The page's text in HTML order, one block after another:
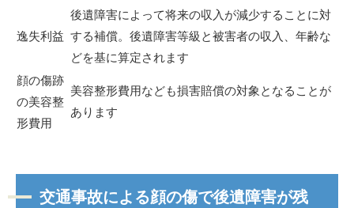
逸失利益
後遺障害によって将来の収入が減少することに対
する補償。後遺障害等級と被害者の収入、年齢な
どを基に算定されます
顔の傷跡
の美容整
形費用
美容整形費用なども損害賠償の対象となることが
あります
交通事故による顔の傷で後遺障害が残